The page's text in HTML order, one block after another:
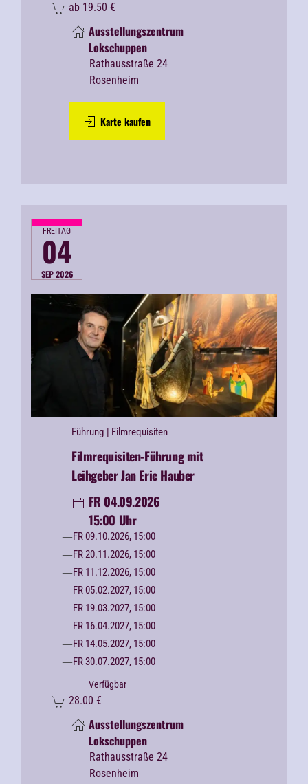
ab 19.50 €
Ausstellungszentrum
Lokschuppen
Rathausstraße 24
Rosenheim
Karte kaufen
FREITAG
04
SEP 2026
Führung | Filmrequisiten
Filmrequisiten-Führung mit
Leihgeber Jan Eric Hauber
FR 04.09.2026
15:00 Uhr
FR 09.10.2026, 15:00
FR 20.11.2026, 15:00
FR 11.12.2026, 15:00
FR 05.02.2027, 15:00
FR 19.03.2027, 15:00
FR 16.04.2027, 15:00
FR 14.05.2027, 15:00
FR 30.07.2027, 15:00
Verfügbar
28.00 €
Ausstellungszentrum
Lokschuppen
Rathausstraße 24
Rosenheim